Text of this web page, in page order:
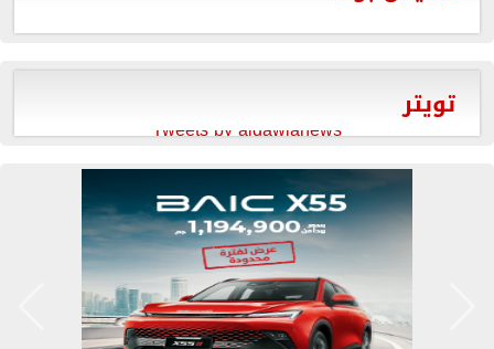
تويتر
Tweets by aldawlanews